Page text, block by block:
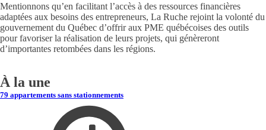
Mentionnons qu’en facilitant l’accès à des ressources financières
adaptées aux besoins des entrepreneurs, La Ruche rejoint la volonté du
gouvernement du Québec d’offrir aux PME québécoises des outils
pour favoriser la réalisation de leurs projets, qui génèreront
d’importantes retombées dans les régions.
À la une
79 appartements sans stationnements